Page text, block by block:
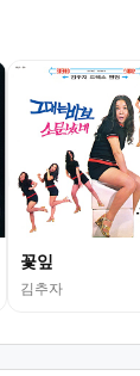
꽃잎
김추자